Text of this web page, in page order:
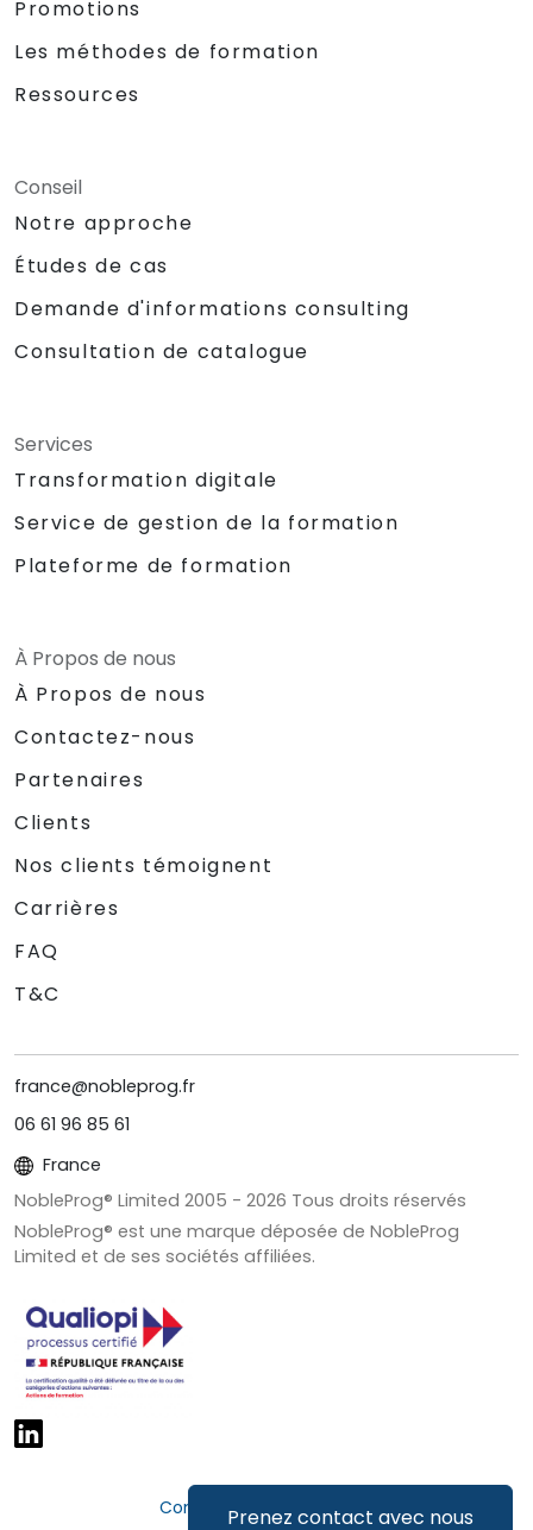
Prenez contact avec nous
Promotions
Les méthodes de formation
Ressources
Conseil
Notre approche
Études de cas
Demande d'informations consulting
Consultation de catalogue
Services
Transformation digitale
Service de gestion de la formation
Plateforme de formation
À Propos de nous
À Propos de nous
Contactez-nous
Partenaires
Clients
Nos clients témoignent
Carrières
FAQ
T&C
france@nobleprog.fr
06 61 96 85 61
France
NobleProg® Limited 2005 - 2026 Tous droits réservés
NobleProg® est une marque déposée de NobleProg
Limited et de ses sociétés affiliées.
Confidentialité et cookies